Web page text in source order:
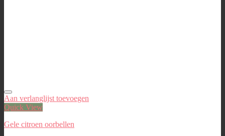
Aan verlanglijst toevoegen
Quick View
Gele citroen oorbellen